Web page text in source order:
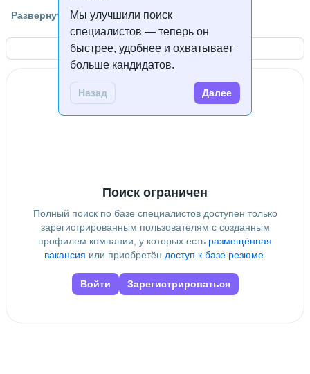
Мы улучшили поиск
специалистов — теперь он
быстрее, удобнее и охватывает
больше кандидатов.
Назад Далее
Английский В2
Высшее образование
Развернуть
Открыть контакты
Поиск ограничен
Полный поиск по базе специалистов доступен только
зарегистрированным пользователям с созданным
профилем компании, у которых есть размещённая
вакансия или приобретён доступ к базе резюме.
Войти Зарегистрироваться